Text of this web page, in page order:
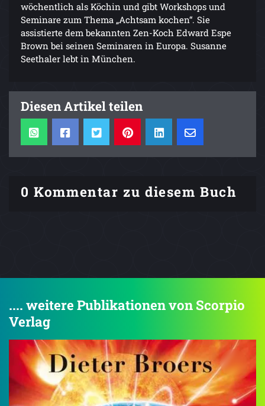
wöchentlich als Köchin und gibt Workshops und
Seminare zum Thema „Achtsam kochen“. Sie
assistierte dem bekannten Zen-Koch Edward Espe
Brown bei seinen Seminaren in Europa. Susanne
Seethaler lebt in München.
Diesen Artikel teilen
0 Kommentar zu diesem Buch
.... weitere Publikationen von Scorpio
Verlag